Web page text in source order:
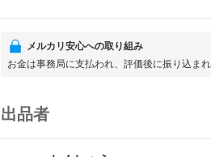
メルカリ安心への取り組み
お金は事務局に支払われ、評価後に振り込ま
出品者